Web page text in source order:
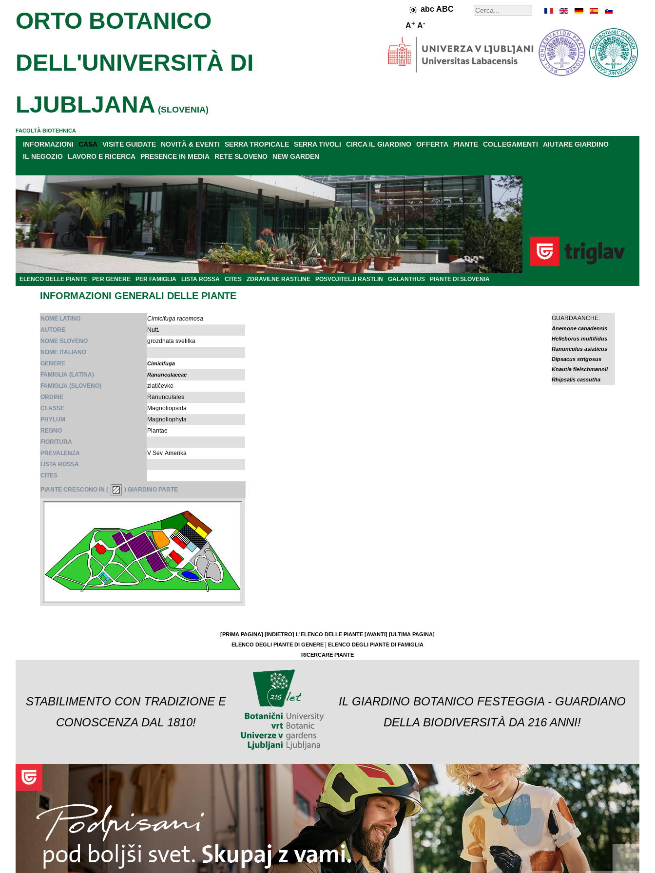
abc ABC
A+ A-
ORTO BOTANICO
DELL'UNIVERSITÀ DI
LJUBLJANA (SLOVENIA)
FACOLTÀ BIOTEHNICA
INFORMAZIONI CASA VISITE GUIDATE NOVITÀ & EVENTI SERRA TROPICALE SERRA TIVOLI CIRCA IL GIARDINO OFFERTA PIANTE COLLEGAMENTI
AIUTARE GIARDINO
IL NEGOZIO
LAVORO E RICERCA PRESENCE IN MEDIA RETE SLOVENO NEW GARDEN
ELENCO DELLE PIANTE PER GENERE PER FAMIGLIA LISTA ROSSA CITES ZDRAVILNE RASTLINE POSVOJITELJI RASTLIN GALANTHUS PIANTE DI SLOVENIA
INFORMAZIONI GENERALI DELLE PIANTE
NOME LATINO
Cimicifuga racemosa
AUTORE
Nutt.
NOME SLOVENO
grozdnata svetilka
NOME ITALIANO
GENERE
Cimicifuga
FAMIGLIA (LATINA) Ranunculaceae
FAMIGLIA (SLOVENO)
zlatičevke
ORDINE
Ranunculales
CLASSE
Magnoliopsida
PHYLUM
Magnoliophyta
REGNO
Plantae
FIORITURA
PREVALENZA
V Sev. Amerika
LISTA ROSSA
CITES
PIANTE CRESCONO IN ( ) GIARDINO PARTE
GUARDA ANCHE:
Anemone canadensis
Helleborus multifidus
Ranunculus asiaticus
Dipsacus strigosus
Knautia fleischmannii
Rhipsalis cassutha
[PRIMA PAGINA] [INDIETRO] L'ELENCO DELLE PIANTE [AVANTI] [ULTIMA PAGINA]
ELENCO DEGLI PIANTE DI GENERE
ELENCO DEGLI PIANTE DI FAMIGLIA
RICERCARE PIANTE
STABILIMENTO CON TRADIZIONE E
CONOSCENZA DAL 1810!
IL GIARDINO BOTANICO FESTEGGIA - GUARDIANO
DELLA BIODIVERSITÀ DA 216 ANNI!